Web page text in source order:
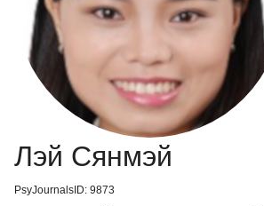
Лэй Сянмэй
PsyJournalsID: 9873